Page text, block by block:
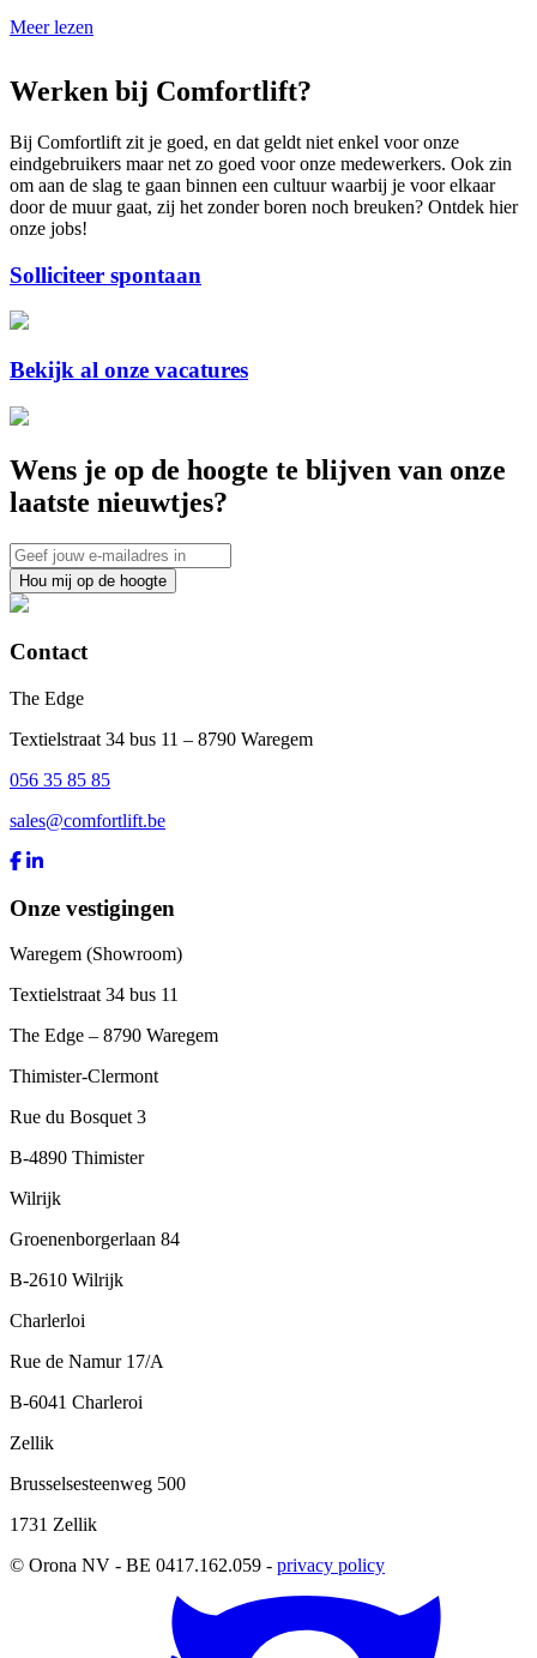
Meer lezen
Werken bij Comfortlift?
Bij Comfortlift zit je goed, en dat geldt niet enkel voor onze
eindgebruikers maar net zo goed voor onze medewerkers. Ook zin
om aan de slag te gaan binnen een cultuur waarbij je voor elkaar
door de muur gaat, zij het zonder boren noch breuken? Ontdek hier
onze jobs!
Solliciteer spontaan
Bekijk al onze vacatures
Wens je op de hoogte te blijven van onze
laatste nieuwtjes?
Hou mij op de hoogte
Contact
The Edge
Textielstraat 34 bus 11 – 8790 Waregem
056 35 85 85
sales@comfortlift.be
Onze vestigingen
Waregem (Showroom)
Textielstraat 34 bus 11
The Edge – 8790 Waregem
Thimister-Clermont
Rue du Bosquet 3
B-4890 Thimister
Wilrijk
Groenenborgerlaan 84
B-2610 Wilrijk
Charlerloi
Rue de Namur 17/A
B-6041 Charleroi
Zellik
Brusselsesteenweg 500
1731 Zellik
© Orona NV - BE 0417.162.059 - privacy policy